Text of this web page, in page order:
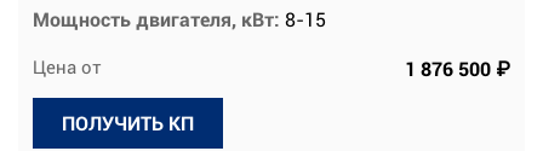
Мощность двигателя, кВт: 8-15
Цена от 1 876 500 ₽
ПОЛУЧИТЬ КП